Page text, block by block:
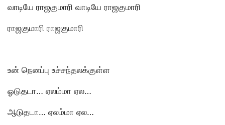
வாடியே ராஜகுமாரி வாடியே ராஜகுமாரி
ராஜகுமாரி ராஜகுமாரி
உன் நெனப்பு உச்சந்தலக்குள்ள
ஓடுதடா… ஏலம்மா ஏல…
ஆடுதடா… ஏலம்மா ஏல…